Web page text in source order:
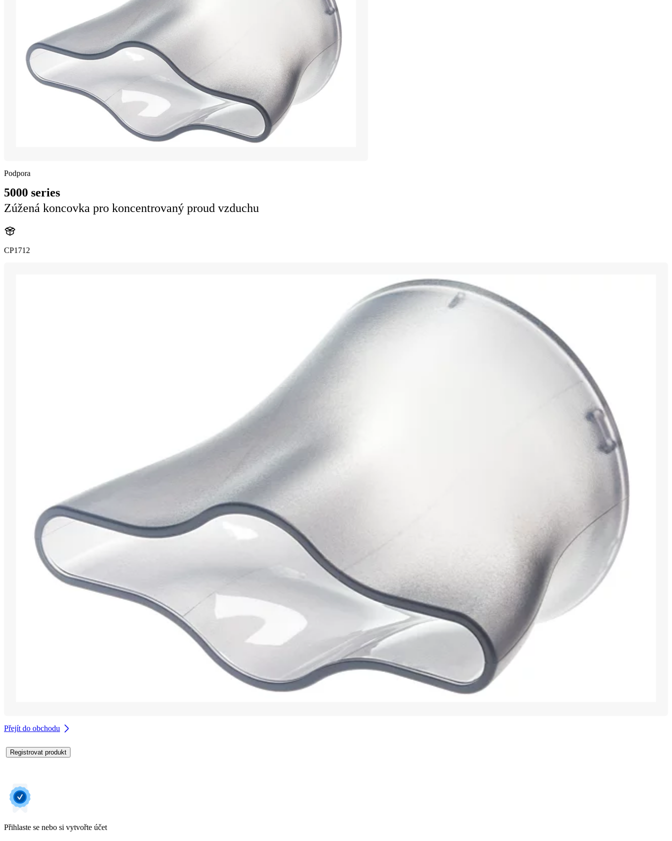
Podpora
5000 series
Zúžená koncovka pro koncentrovaný proud vzduchu
CP1712
Přejít do obchodu
Registrovat produkt
Přihlaste se nebo si vytvořte účet